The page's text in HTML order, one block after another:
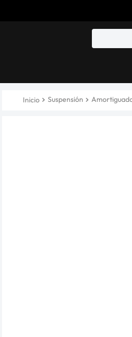
Suspensión